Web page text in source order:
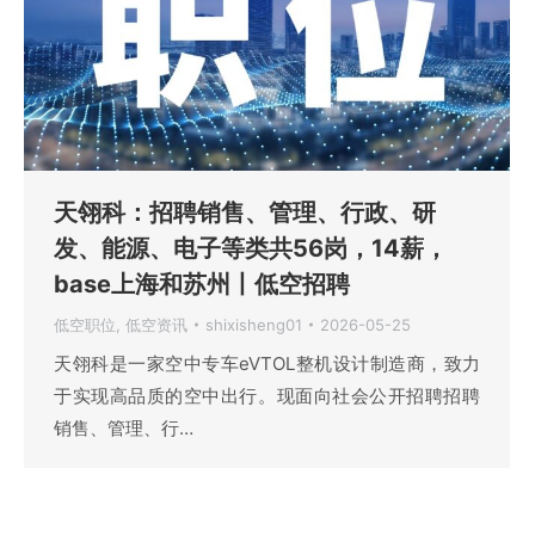
天翎科：招聘销售、管理、行政、研
发、能源、电子等类共56岗，14薪，
base上海和苏州丨低空招聘
低空职位, 低空资讯 shixisheng01 2026-05-25
天翎科是一家空中专车eVTOL整机设计制造商，致力
于实现高品质的空中出行。现面向社会公开招聘招聘
销售、管理、行…